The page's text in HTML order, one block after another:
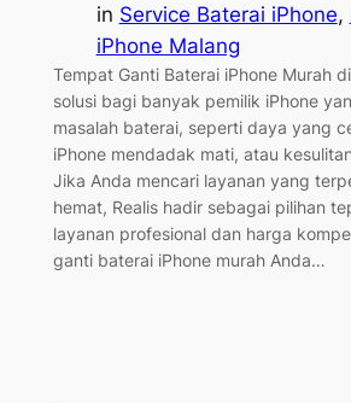
in Service Baterai iPhone,
iPhone Malang
Tempat Ganti Baterai iPhone Murah
solusi bagi banyak pemilik iPhone
masalah baterai, seperti daya yang
iPhone mendadak mati, atau
Jika Anda mencari layanan yang
hemat, Realis hadir sebagai pilihan
layanan profesional dan harga
ganti baterai iPhone murah Anda…